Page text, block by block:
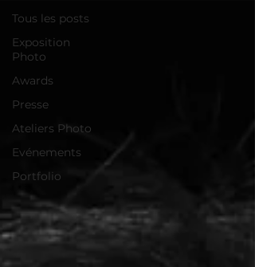
Tous les posts
Exposition
Photo
Awards
Presse
Ateliers Photo
Evénements
Portfolio